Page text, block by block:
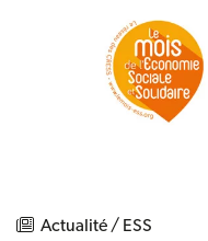
Actualité / ESS